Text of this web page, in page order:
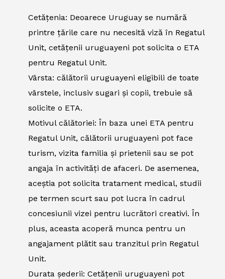
Cetățenia: Deoarece Uruguay se numără
printre țările care nu necesită viză în Regatul
Unit, cetățenii uruguayeni pot solicita o ETA
pentru Regatul Unit.
Vârsta: călătorii uruguayeni eligibili de toate
vârstele, inclusiv sugari și copii, trebuie să
solicite o ETA.
Motivul călătoriei: În baza unei ETA pentru
Regatul Unit, călătorii uruguayeni pot face
turism, vizita familia și prietenii sau se pot
angaja în activități de afaceri. De asemenea,
aceștia pot solicita tratament medical, studii
pe termen scurt sau pot lucra în cadrul
concesiunii vizei pentru lucrători creativi. În
plus, aceasta acoperă munca pentru un
angajament plătit sau tranzitul prin Regatul
Unit.
Durata șederii: Cetățenii uruguayeni pot